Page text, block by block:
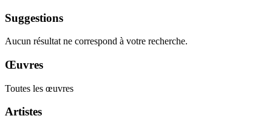
Suggestions
Aucun résultat ne correspond à votre recherche.
Œuvres
Toutes les œuvres
Artistes